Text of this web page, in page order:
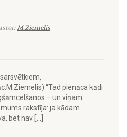
M.Ziemelis
“Tad pienāca kādi
– un viņam
rakstīja: ja kādam
bet nav […]